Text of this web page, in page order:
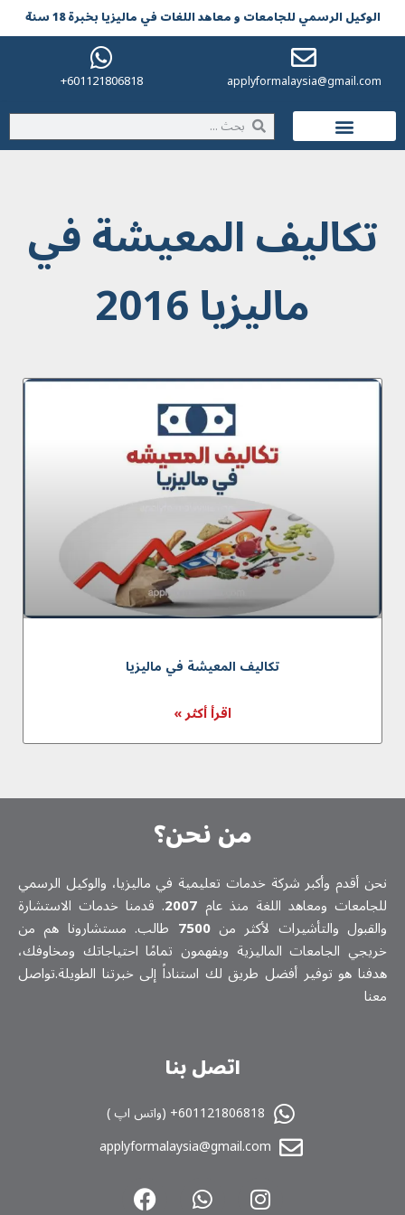
الوکیل الرسمي للجامعات و معاهد اللغات في مالیزیا بخبرة 18 سنة
applyformalaysia@gmail.com
601121806818+
تکالیف المعیشة في
مالیزیا 2016
تکالیف المعیشة في ماليزيا
اقرأ أكثر »
من نحن؟
نحن أقدم وأكبر شركة خدمات تعلیمیة في ماليزيا، والوكيل الرسمي
للجامعات ومعاهد اللغة منذ عام 2007. قدمنا خدمات الاستشارة
والقبول والتأشيرات لأكثر من7500 طالب. مستشارونا هم من
خريجي الجامعات الماليزية ويفهمون تمامًا احتياجاتك ومخاوفك،
هدفنا هو توفير أفضل طريق لك استناداً إلى خبرتنا الطويلة.تواصل
معنا
اتصل بنا
601121806818+ (واتس اپ )
applyformalaysia@gmail.com